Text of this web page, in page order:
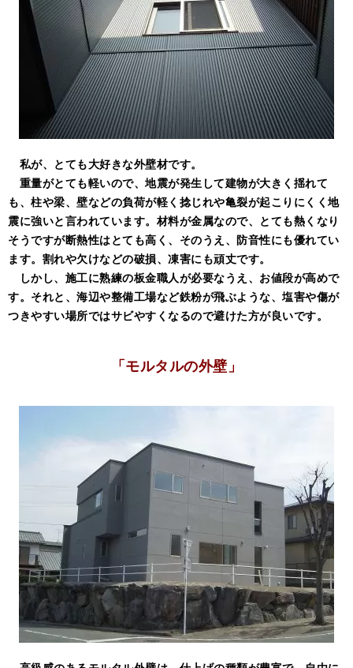
私が、とても大好きな外壁材です。
重量がとても軽いので、 地震が発生して建物が大きく揺れて
も、柱や梁、壁などの負荷が軽く捻じれや亀裂が起こりにくく地
震に強いと言われています。材料が金属なので、とても熱くなり
そうですが断熱性はとても高く、そのうえ、防音性にも優れてい
ます。割れや欠けなどの破損、凍害にも頑丈です。
しかし、施工に熟練の板金職人が必要なうえ、お値段が高めで
す。それと、海辺や整備工場など鉄粉が飛ぶような、塩害や傷が
つきやすい場所ではサビやすくなるので避けた方が良いです。
「モルタルの外壁 」